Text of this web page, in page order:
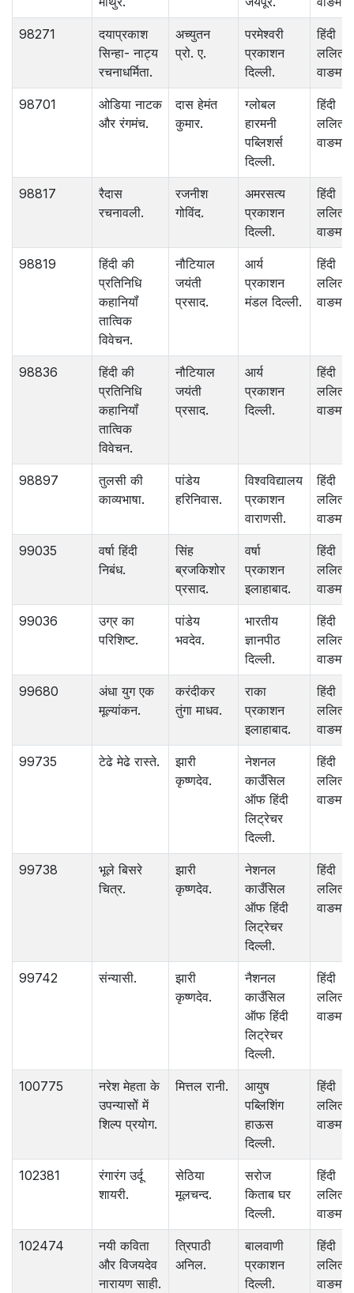
98271
दयाप्रकाश
सिन्हा- नाट्य
रचनाधर्मिता.
अच्युतन
प्रो. ए.
परमेश्वरी
प्रकाशन
दिल्ली.
हिंदी
ललित
वाङमय.
98701
ओडिया नाटक
और रंगमंच.
दास हेमंत
कुमार.
ग्लोबल
हारमनी
पब्लिशर्स
दिल्ली.
हिंदी
ललित
वाङमय.
98817
रैदास
रचनावली.
रजनीश
गोविंद.
अमरसत्य
प्रकाशन
दिल्ली.
हिंदी
ललित
वाङमय.
98819
हिंदी की
प्रतिनिधि
कहानियॉं
तात्विक
विवेचन.
नौटियाल
जयंती
प्रसाद.
आर्य
प्रकाशन
मंडल दिल्ली.
हिंदी
ललित
वाङमय.
98836
हिंदी की
प्रतिनिधि
कहानियॉं
तात्विक
विवेचन.
नौटियाल
जयंती
प्रसाद.
आर्य
प्रकाशन
दिल्ली.
हिंदी
ललित
वाङमय.
98897
तुलसी की
काव्यभाषा.
पांडेय
हरिनिवास.
विश्‍वविद्यालय
प्रकाशन
वाराणसी.
हिंदी
ललित
वाङमय.
99035
वर्षा हिंदी
निबंध.
सिंह
ब्रजकिशोर
प्रसाद.
वर्षा
प्रकाशन
इलाहाबाद.
हिंदी
ललित
वाङमय.
99036
उग्र का
परिशिष्ट.
पांडेय
भवदेव.
भारतीय
ज्ञानपीठ
दिल्ली.
हिंदी
ललित
वाङमय.
99680
अंधा युग एक
मूल्यांकन.
करंदीकर
तुंगा माधव.
राका
प्रकाशन
इलाहाबाद.
हिंदी
ललित
वाङमय.
99735 टेढे मेढे रास्ते.
झारी
कृष्णदेव.
नेशनल
काउँसिल
ऑफ हिंदी
लिट्रेचर
दिल्ली.
हिंदी
ललित
वाङमय.
99738
भूले बिसरे
चित्र.
झारी
कृष्णदेव.
नेशनल
काउँसिल
ऑफ हिंदी
लिट्रेचर
दिल्ली.
हिंदी
ललित
वाङमय.
99742 संन्यासी.
झारी
कृष्णदेव.
नैशनल
काउँसिल
ऑफ हिंदी
लिट्रेचर
दिल्ली.
हिंदी
ललित
वाङमय.
100775
नरेश मेहता के
उपन्यासोें में
शिल्प प्रयोग.
मित्तल रानी.
आयुष
पब्लिशिंग
हाऊस
दिल्ली.
हिंदी
ललित
वाङमय.
102381
रंगारंग उर्दू
शायरी.
सेठिया
मूलचन्द.
सरोज
किताब घर
दिल्ली.
हिंदी
ललित
वाङमय.
102474
नयी कविता
और विजयदेव
नारायण साही.
त्रिपाठी
अनिल.
बालवाणी
प्रकाशन
दिल्ली.
हिंदी
ललित
वाङमय.